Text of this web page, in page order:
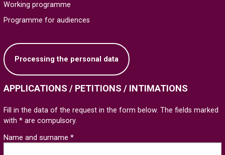
Working programme
Programme for audiences
Processing the personal data
APPLICATIONS / PETITIONS / INTIMATIONS
Fill in the data of the request in the form below. The fields marked
with * are compulsory.
Name and surname *